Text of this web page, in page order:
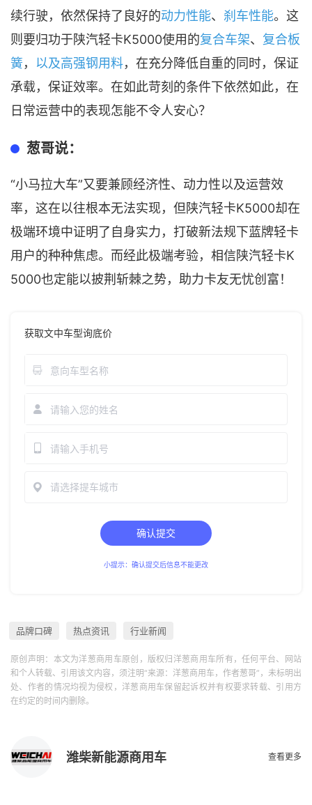
续行驶，依然保持了良好的动力性能、 刹车性能。这
则要归功于陕汽轻卡K5000使用的复合车架、 复合板
簧， 以及高强钢用料，在充分降低自重的同时，保证
承载，保证效率。在如此苛刻的条件下依然如此，在
日常运营中的表现怎能不令人安心？
葱哥说：
“小马拉大车”又要兼顾经济性、动力性以及运营效
率，这在以往根本无法实现，但陕汽轻卡K5000却在
极端环境中证明了自身实力，打破新法规下蓝牌轻卡
用户的种种焦虑。而经此极端考验，相信陕汽轻卡K
5000也定能以披荆斩棘之势，助力卡友无忧创富！
获取文中车型询底价
请选择提车城市
确认提交
小提示：确认提交后信息不能更改
品牌口碑 热点资讯 行业新闻
原创声明：本文为洋葱商用车原创，版权归洋葱商用车所有，任何平台、网站
和个人转载、引用该文内容，须注明“来源：洋葱商用车，作者葱哥”，未标明出
处、作者的情况均视为侵权，洋葱商用车保留起诉权并有权要求转载、引用方
在约定的时间内删除。
潍柴新能源商用车 查看更多